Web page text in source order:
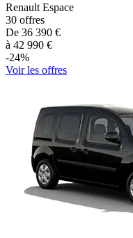
Renault Espace
30 offres
De 36 390 €
à 42 990 €
-24%
Voir les offres